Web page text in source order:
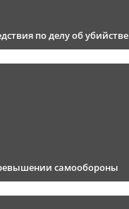
по делу об убийстве
самообороны